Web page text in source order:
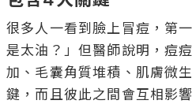
很多人一看到臉上冒痘，第
是太油？」但醫師說明，痘
加、毛囊角質堆積、肌膚微
鍵，而且彼此之間會互相影